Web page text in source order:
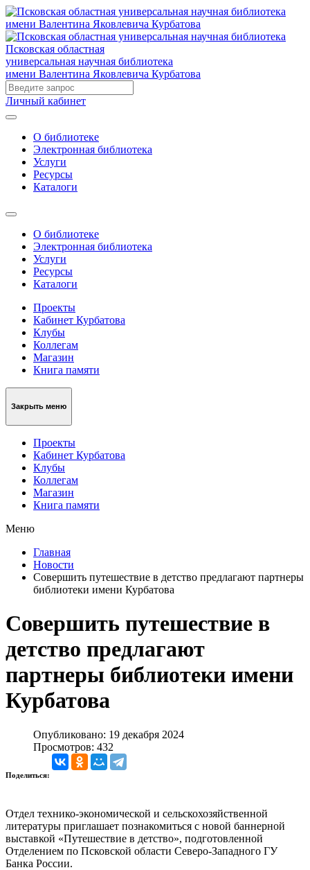
Псковская областная
универсальная научная библиотека
имени Валентина Яковлевича Курбатова
Личный кабинет
О библиотеке
Электронная библиотека
Услуги
Ресурсы
Каталоги
О библиотеке
Электронная библиотека
Услуги
Ресурсы
Каталоги
Проекты
Кабинет Курбатова
Клубы
Коллегам
Магазин
Книга памяти
Закрыть меню
Проекты
Кабинет Курбатова
Клубы
Коллегам
Магазин
Книга памяти
Меню
Главная
Новости
Совершить путешествие в детство предлагают партнеры
библиотеки имени Курбатова
Совершить путешествие в
детство предлагают
партнеры библиотеки имени
Курбатова
Опубликовано: 19 декабря 2024
Просмотров: 432
Поделиться:
Отдел технико-экономической и сельскохозяйственной
литературы приглашает познакомиться с новой баннерной
выставкой «Путешествие в детство», подготовленной
Отделением по Псковской области Северо-Западного ГУ
Банка России.